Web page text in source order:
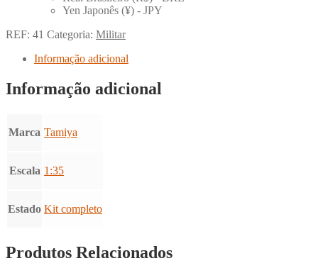
Yen Japonês (¥) - JPY
REF: 41 Categoria: Militar
Informação adicional
Informação adicional
Marca Tamiya
Escala 1:35
Estado Kit completo
Produtos Relacionados